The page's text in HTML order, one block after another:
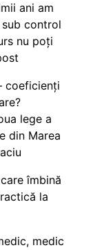
ani am
control
nu poți
coeficienți
lege a
din Marea
îmbină
la
medic